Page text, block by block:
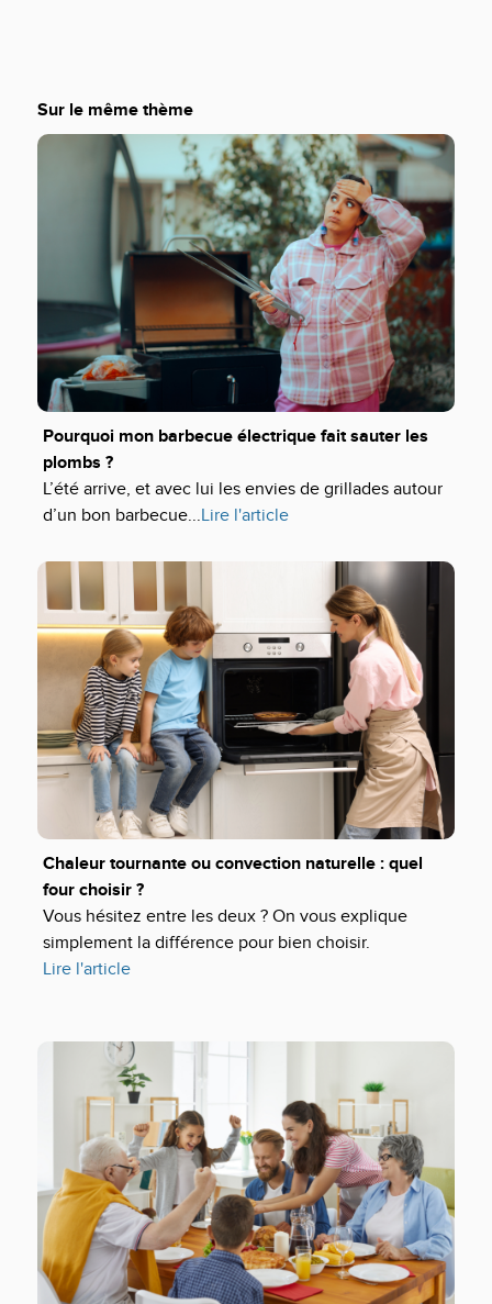
Sur le même thème
Pourquoi mon barbecue électrique fait sauter les
plombs ?
L’été arrive, et avec lui les envies de grillades autour
d’un bon barbecue...Lire l'article
Chaleur tournante ou convection naturelle : quel
four choisir ?
Vous hésitez entre les deux ? On vous explique
simplement la différence pour bien choisir.
Lire l'article